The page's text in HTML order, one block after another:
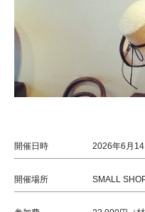
開催日時 2026年6月
開催場所 SMALL